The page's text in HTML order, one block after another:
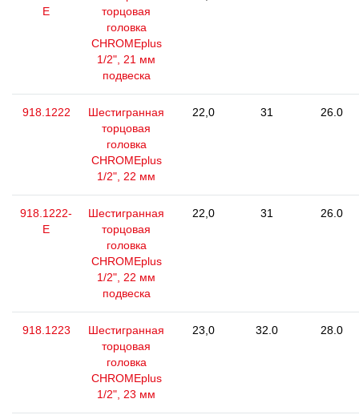
E
торцовая
головка
CHROMEplus
1/2", 21 мм
подвеска
918.1222
Шестигранная
торцовая
головка
CHROMEplus
1/2", 22 мм
22,0 31 26.0
918.1222-
E
Шестигранная
торцовая
головка
CHROMEplus
1/2", 22 мм
подвеска
22,0 31 26.0
918.1223
Шестигранная
торцовая
головка
CHROMEplus
1/2", 23 мм
23,0 32.0 28.0